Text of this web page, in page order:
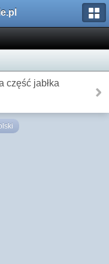
część jabłka